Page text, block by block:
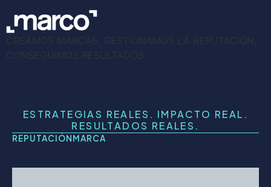
CREAMOS MARCAS, GESTIONAMOS LA REPUTACIÓN,
CONSEGUIMOS RESULTADOS
ESTRATEGIAS REALES. IMPACTO REAL.
RESULTADOS REALES.
REPUTACIÓNMARCA